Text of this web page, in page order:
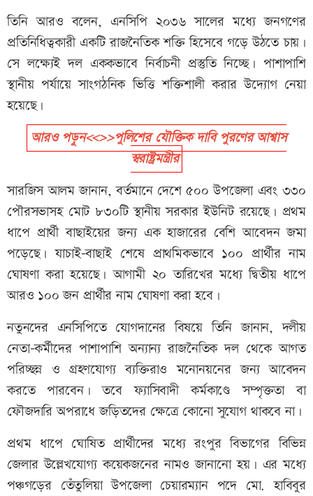
তিনি আরও বলেন, এনসিপি ২০৩৬ সালের মধ্যে জনগণের
প্রতিনিধিত্বকারী একটি রাজনৈতিক শক্তি হিসেবে গড়ে উঠতে চায়।
সে লক্ষ্যেই দল এককভাবে নির্বাচনী প্রস্তুতি নিচ্ছে। পাশাপাশি
স্থানীয় পর্যায়ে সাংগঠনিক ভিত্তি শক্তিশালী করার উদ্যোগ নেয়া
হয়েছে।
আরও পড়ুন<<>>পুলিশের যৌক্তিক দাবি পুরণের আশ্বাস
স্বরাষ্ট্রমন্ত্রীর
সারজিস আলম জানান, বর্তমানে দেশে ৫০০ উপজেলা এবং ৩৩০
পৌরসভাসহ মোট ৮৩০টি স্থানীয় সরকার ইউনিট রয়েছে। প্রথম
ধাপে প্রার্থী বাছাইয়ের জন্য এক হাজারের বেশি আবেদন জমা
পড়েছে। যাচাই-বাছাই শেষে প্রাথমিকভাবে ১০০ প্রার্থীর নাম
ঘোষণা করা হয়েছে। আগামী ২০ তারিখের মধ্যে দ্বিতীয় ধাপে
আরও ১০০ জন প্রার্থীর নাম ঘোষণা করা হবে।
নতুনদের এনসিপিতে যোগদানের বিষয়ে তিনি জানান, দলীয়
নেতা-কর্মীদের পাশাপাশি অন্যান্য রাজনৈতিক দল থেকে আগত
পরিচ্ছন্ন ও গ্রহণযোগ্য ব্যক্তিরাও মনোনয়নের জন্য আবেদন
করতে পারবেন। তবে ফ্যাসিবাদী কর্মকাণ্ডে সম্পৃক্ততা বা
ফৌজদারি অপরাধে জড়িতদের ক্ষেত্রে কোনো সুযোগ থাকবে না।
প্রথম ধাপে ঘোষিত প্রার্থীদের মধ্যে রংপুর বিভাগের বিভিন্ন
জেলার উল্লেখযোগ্য কয়েকজনের নামও জানানো হয়। এর মধ্যে
পঞ্চগড়ের তেঁতুলিয়া উপজেলা চেয়ারম্যান পদে মো. হাবিবুর